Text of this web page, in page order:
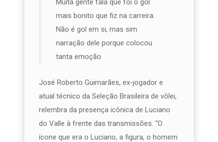
Muita gente fala que foi o gol
mais bonito que fiz na carreira.
Não é gol em si, mas sim
narração dele porque colocou
tanta emoção
José Roberto Guimarães, ex-jogador e
atual técnico da Seleção Brasileira de vôlei,
relembra da presença icônica de Luciano
do Valle à frente das transmissões. “O
ícone que era o Luciano, a figura, o homem